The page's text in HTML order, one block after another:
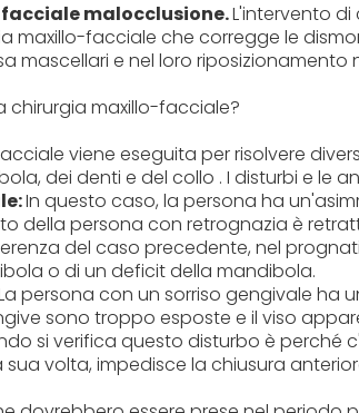
malocclusione.L'intervento
maxillo-facciale che corregge le
mascellari e nel loro
chirurgia maxillo-facciale?
viene eseguita per risolvere
dei denti e del collo . I disturbi e le
In questo caso, la persona ha
della persona con retrognazia è
del caso precedente, nel
o di un deficit della mandibola.
persona con un sorriso gengivale ha
sono troppo esposte e il viso
si verifica questo disturbo è perché
sua volta, impedisce la chiusura